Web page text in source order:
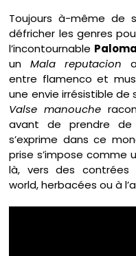
Toujours à-même de
défricher les genres
l’incontournable
unMala reputacion
entre flamenco et
une envie irrésistible de
Valse manouche
avant de prendre
s’exprime dans ce
prise s’impose comme
là, vers des contrées
world, herbacées ou à